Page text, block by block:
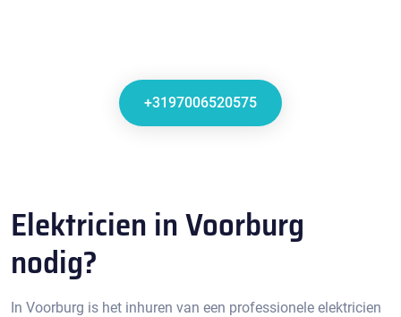
+3197006520575
Elektricien in Voorburg
nodig?
In Voorburg is het inhuren van een professionele elektricien